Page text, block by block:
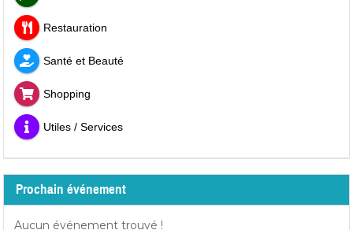
Restauration
Santé et Beauté
Shopping
Utiles / Services
Prochain événement
Aucun événement trouvé !